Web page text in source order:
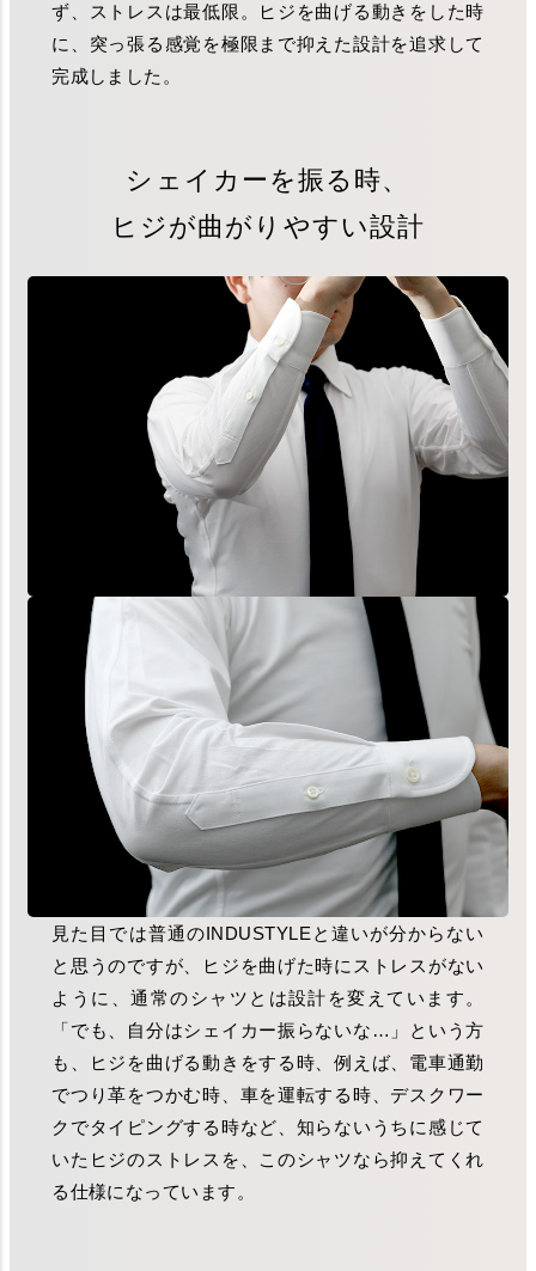
ず、ストレスは最低限。ヒジを曲げる動きをした時
に、突っ張る感覚を極限まで抑えた設計を追求して
完成しました。
シェイカーを振る時、
ヒジが曲がりやすい設計
見た目では普通のINDUSTYLEと違いが分からない
と思うのですが、ヒジを曲げた時にストレスがない
ように、通常のシャツとは設計を変えています。
「でも、自分はシェイカー振らないな…」という方
も、ヒジを曲げる動きをする時、例えば、電車通勤
でつり革をつかむ時、車を運転する時、デスクワー
クでタイピングする時など、知らないうちに感じて
いたヒジのストレスを、このシャツなら抑えてくれ
る仕様になっています。